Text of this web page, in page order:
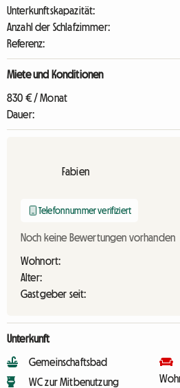
Unterkunftskapazität:
Anzahl der Schlafzimmer:
Referenz:
Miete und Konditionen
830 € / Monat
Dauer:
Fabien
Telefonnummer verifiziert
Noch keine Bewertungen vorhanden
Wohnort:
Alter:
Gastgeber seit:
Unterkunft
Gemeinschaftsbad
WC zur Mitbenutzung